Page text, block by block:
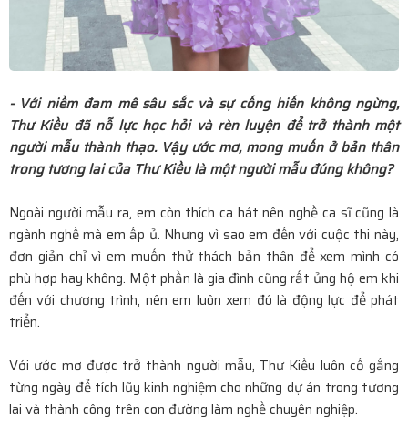
- Với niềm đam mê sâu sắc và sự cống hiến không ngừng,
Thư Kiều đã nỗ lực học hỏi và rèn luyện để trở thành một
người mẫu thành thạo. Vậy ước mơ, mong muốn ở bản thân
trong tương lai của Thư Kiều là một người mẫu đúng không?
Ngoài người mẫu ra, em còn thích ca hát nên nghề ca sĩ cũng là
ngành nghề mà em ấp ủ. Nhưng vì sao em đến với cuộc thi này,
đơn giản chỉ vì em muốn thử thách bản thân để xem mình có
phù hợp hay không. Một phần là gia đình cũng rất ủng hộ em khi
đến với chương trình, nên em luôn xem đó là động lực để phát
triển.
Với ước mơ được trở thành người mẫu, Thư Kiều luôn cố gắng
từng ngày để tích lũy kinh nghiệm cho những dự án trong tương
lai và thành công trên con đường làm nghề chuyên nghiệp.